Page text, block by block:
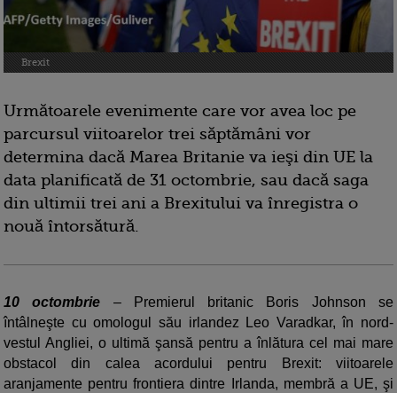
Brexit
Următoarele evenimente care vor avea loc pe
parcursul viitoarelor trei săptămâni vor
determina dacă Marea Britanie va ieşi din UE la
data planificată de 31 octombrie, sau dacă saga
din ultimii trei ani a Brexitului va înregistra o
nouă întorsătură.
10 octombrie – Premierul britanic Boris Johnson se
întâlneşte cu omologul său irlandez Leo Varadkar, în nord-
vestul Angliei, o ultimă şansă pentru a înlătura cel mai mare
obstacol din calea acordului pentru Brexit: viitoarele
aranjamente pentru frontiera dintre Irlanda, membră a UE, şi